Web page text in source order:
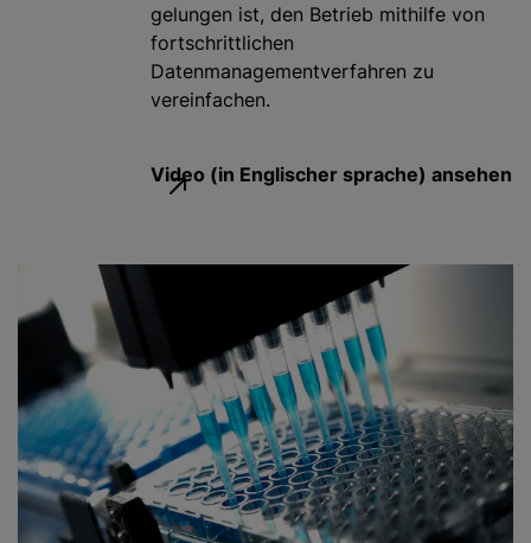
gelungen ist, den Betrieb mithilfe von
fortschrittlichen
Datenmanagementverfahren zu
vereinfachen.
Video (in Englischer sprache) ansehen